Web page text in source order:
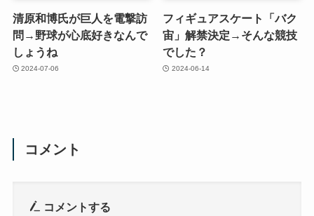
清原和博氏が巨人を電撃訪
問→野球が心底好きなんで
しょうね
2024-07-06
フィギュアスケート「バク
宙」解禁決定→そんな競技
でした？
2024-06-14
コメント
コメントする